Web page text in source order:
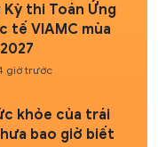
thi Toán Ứng
tế VIAMC mùa
giờ trước
khỏe của trái
bao giờ biết